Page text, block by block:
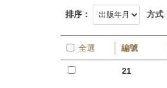
究
所-
首
排序： 方式
全選 編號
21